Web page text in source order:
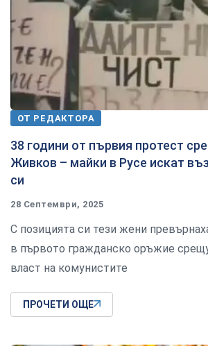
ОТ РЕДАКТОРА
38 години от първия протест
Живков – майки в Русе искат
си
28 Септември, 2025
С позицията си тези жени
в първото гражданско оръжие
власт на комунистите
ПРОЧЕТИ ОЩЕ